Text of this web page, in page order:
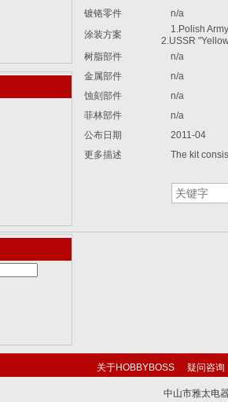
蒸汽机车
两栖牵引车
式装甲突击
主战坦克
军用卡
里特装甲运
镀铬零件
n/a
涂装方案
1.Polish
2.USSR
树脂部件
n/a
金属部件
n/a
蚀刻部件
n/a
菲林部件
n/a
公布日期
2011-04
更多描述
The kit
关于HOBBYBOSS 疑问咨询
中山市雅太电